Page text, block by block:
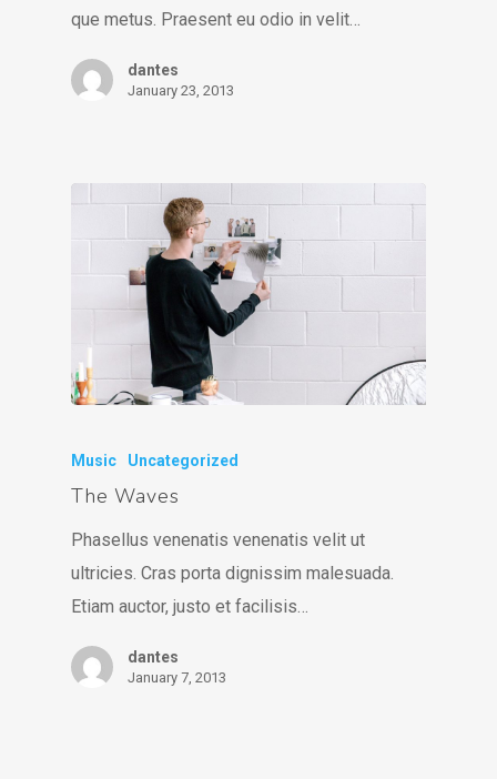
que metus. Praesent eu odio in velit…
dantes
January 23, 2013
Music Uncategorized
The Waves
Phasellus venenatis venenatis velit ut
ultricies. Cras porta dignissim malesuada.
Etiam auctor, justo et facilisis…
dantes
January 7, 2013